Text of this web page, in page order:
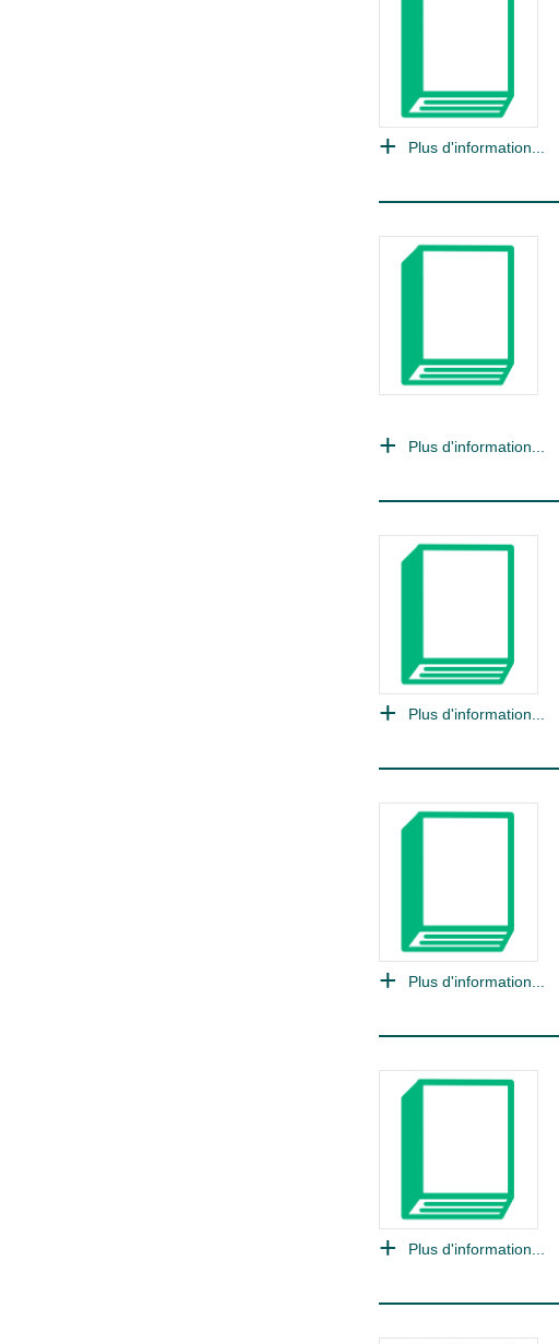
Plus d'information...
Plus d'information...
Plus d'information...
Plus d'information...
Plus d'information...